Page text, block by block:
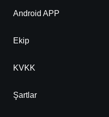
Android APP
Ekip
KVKK
Şartlar